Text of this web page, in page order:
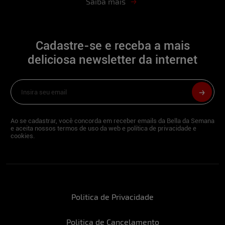
Cite um momento quente inesquecível:
drive thru
Entre quatro paredes vale tudo?
Com certeza
Você se considera diabinha ou anjinha?
respeito... Nada muito romântico e meloso
Politica de Privacidade
Politica de Cancelamento
Cadastre-se e receba a mais
deliciosa newsletter da internet
Ao se cadastrar, você concorda em receber emails da Bella da Semana
e aceita nossos termos de uso da web e política de privacidade e
cookies.